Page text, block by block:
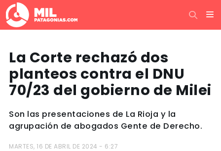
La Corte rechazó dos
planteos contra el DNU
70/23 del gobierno de Milei
Son las presentaciones de La Rioja y la
agrupación de abogados Gente de Derecho.
MARTES, 16 DE ABRIL DE 2024 - 6:27